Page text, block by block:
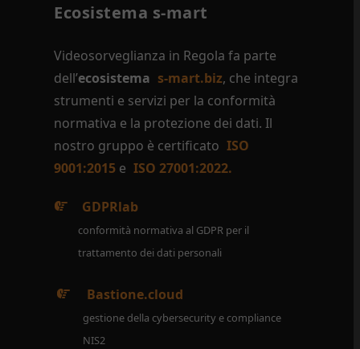
Ecosistema s-mart
Videosorveglianza in Regola fa parte
dell’ecosistema s-mart.biz, che integra
strumenti e servizi per la conformità
normativa e la protezione dei dati. Il
nostro gruppo è certificato ISO
9001:2015 e ISO 27001:2022.
GDPRlab
conformità normativa al GDPR per il
trattamento dei dati personali
Bastione.cloud
gestione della cybersecurity e compliance
NIS2